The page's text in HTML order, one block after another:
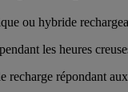
ou hybride
les heures
recharge répondant